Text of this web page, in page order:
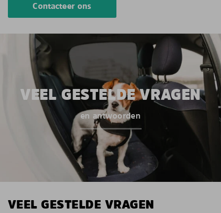
Contacteer ons
VEEL GESTELDE VRAGEN
en antwoorden
VEEL GESTELDE VRAGEN